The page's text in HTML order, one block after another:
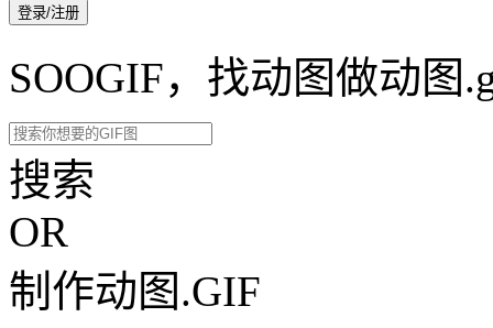
登录/注册
SOOGIF，找动图做动图
搜索
OR
制作动图.GIF